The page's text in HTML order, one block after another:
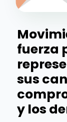
fuerza
sus
y los